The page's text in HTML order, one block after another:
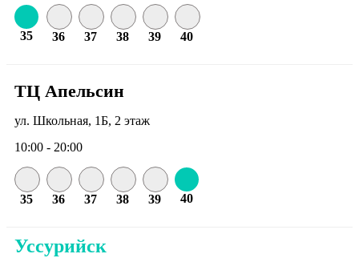
35 36 37 38 39 40
ТЦ Апельсин
ул. Школьная, 1Б, 2 этаж
10:00 - 20:00
35 36 37 38 39 40
Уссурийск